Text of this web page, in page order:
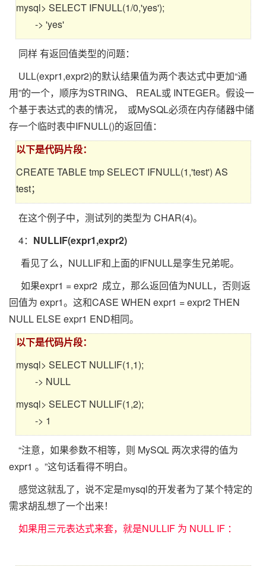
mysql> SELECT IFNULL(1/0,'yes');
-> 'yes'
同样 有返回值类型的问题：
ULL(expr1,expr2)的默认结果值为两个表达式中更加“通
用”的一个，顺序为STRING、 REAL或 INTEGER。假设一
个基于表达式的表的情况， 或MySQL必须在内存储器中储
存一个临时表中IFNULL()的返回值：
以下是代码片段：
CREATE TABLE tmp SELECT IFNULL(1,'test') AS
test；
在这个例子中，测试列的类型为 CHAR(4)。
4： NULLIF(expr1,expr2)
看见了么，NULLIF和上面的IFNULL是孪生兄弟呢。
如果expr1 = expr2 成立，那么返回值为NULL，否则返
回值为 expr1。这和CASE WHEN expr1 = expr2 THEN
NULL ELSE expr1 END相同。
以下是代码片段：
mysql> SELECT NULLIF(1,1);
-> NULL
mysql> SELECT NULLIF(1,2);
-> 1
“注意，如果参数不相等，则 MySQL 两次求得的值为
expr1 。”这句话看得不明白。
感觉这就乱了，说不定是mysql的开发者为了某个特定的
需求胡乱想了一个出来！
如果用三元表达式来套，就是NULLIF 为 NULL IF ：